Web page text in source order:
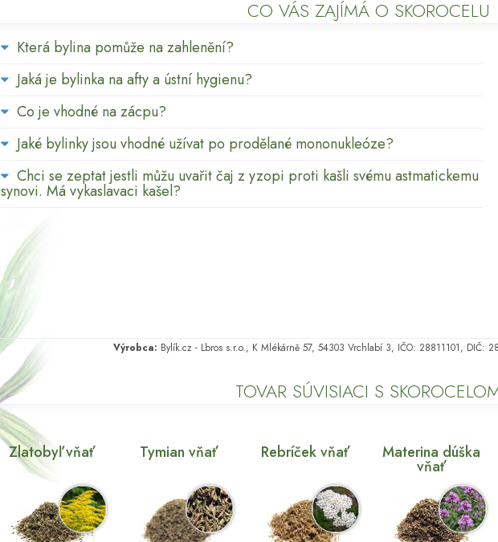
CO VÁS ZAJÍMÁ O SKOROCELU
Která bylina pomůže na zahlenění?
Jaká je bylinka na afty a ústní hygienu?
Co je vhodné na zácpu?
Jaké bylinky jsou vhodné užívat po prodělané mononukleóze?
Chci se zeptat jestli můžu uvařit čaj z yzopi proti kašli svému astmatickemu
synovi. Má vykaslavaci kašel?
Výrobca: Bylík.cz - Lbros s.r.o., K Mlékárně 57, 54303 Vrchlabí 3, IČO: 28811101, DIČ:
TOVAR SÚVISIACI S
Zlatobyľ vňať Tymian vňať Rebríček vňať Materina dúška
vňať